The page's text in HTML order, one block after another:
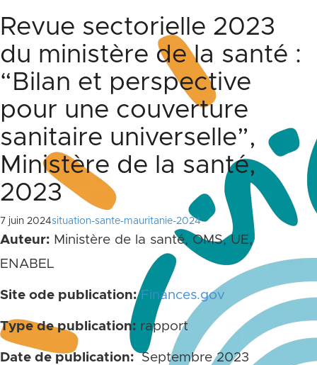
Revue sectorielle 2023
du ministère de la santé :
“Bilan et perspective
pour une couverture
sanitaire universelle”,
Ministère de la santé,
2023
7 juin 2024situation-sante-mauritanie-2024
Auteur: Ministère de la santé, OMS, UE,
ENABEL
Site ode publication: Finances.gov
Type de publication: rapport
Date de publication:Septembre 2023